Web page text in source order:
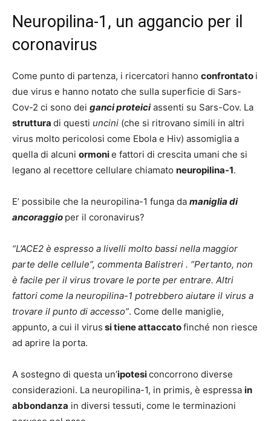
Neuropilina-1, un aggancio per il
coronavirus
Come punto di partenza, i ricercatori hanno confrontato i
due virus e hanno notato che sulla superficie di Sars-
Cov-2 ci sono dei ganci proteiciassenti su Sars-Cov. La
struttura di questi uncini (che si ritrovano simili in altri
virus molto pericolosi come Ebola e Hiv) assomiglia a
quella di alcuni ormonie fattori di crescita umani che si
legano al recettore cellulare chiamato neuropilina-1.
E’ possibile che la neuropilina-1 funga da maniglia di
ancoraggio per il coronavirus?
“L’ACE2 è espresso a livelli molto bassi nella maggior
parte delle cellule”, commenta Balistreri . “Pertanto, non
è facile per il virus trovare le porte per entrare. Altri
fattori come la neuropilina-1 potrebbero aiutare il virus a
trovare il punto di accesso”. Come delle maniglie,
appunto, a cui il virus si tiene attaccatofinché non riesce
ad aprire la porta.
A sostegno di questa un’ipotesiconcorrono diverse
considerazioni. La neuropilina-1, in primis, è espressa in
abbondanza in diversi tessuti, come le terminazioni